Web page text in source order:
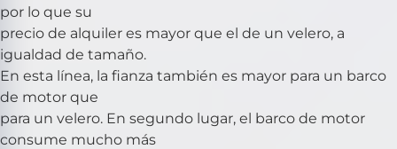
por lo que su
precio de alquiler es mayor que el de un velero, a
igualdad de tamaño.
En esta línea, la fianza también es mayor para un barco
de motor que
para un velero. En segundo lugar, el barco de motor
consume mucho más